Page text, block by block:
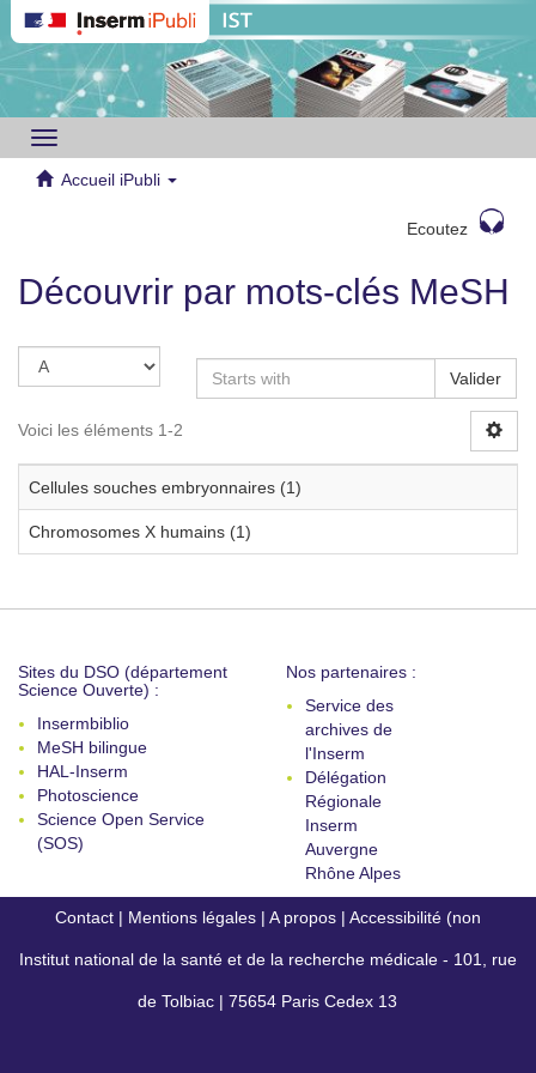
Toggle
navigation
Accueil iPubli
Ecoutez
Découvrir par mots-clés MeSH
Valider
Voici les éléments 1-2
Cellules souches embryonnaires (1)
Chromosomes X humains (1)
Sites du DSO (département
Science Ouverte) :
Insermbiblio
MeSH bilingue
HAL-Inserm
Photoscience
Science Open Service
(SOS)
Nos partenaires :
Service des
archives de
l'Inserm
Délégation
Régionale
Inserm
Auvergne
Rhône Alpes
Contact | Mentions légales | A propos | Accessibilité (non
conforme)
Institut national de la santé et de la recherche médicale - 101, rue
de Tolbiac | 75654 Paris Cedex 13